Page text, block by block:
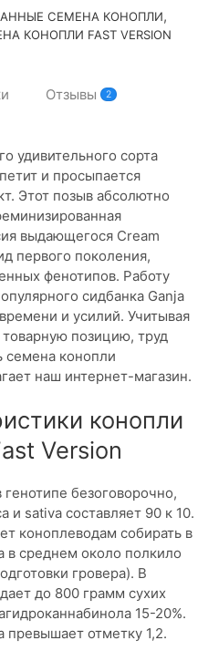
СЕМЕНА КОНОПЛИ,
КОНОПЛИ FAST VERSION
Отзывы 2
удивительного сорта
и просыпается
Этот позыв абсолютно
выдающегося Cream
первого поколения,
фенотипов. Работу
сидбанка Ganja
и усилий. Учитывая
позицию, труд
семена конопли
наш интернет-магазин.
конопли
Version
безоговорочно,
и sativa составляет 90 к 10.
коноплеводам собирать в
в среднем около полкило
гровера). В
до 800 грамм сухих
15-20%.
превышает отметку 1,2.